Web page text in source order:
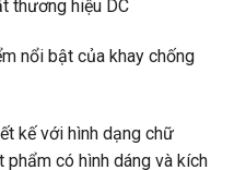
nổi bật của khay chống
kế với hình dạng chữ
phẩm có hình dáng và kích